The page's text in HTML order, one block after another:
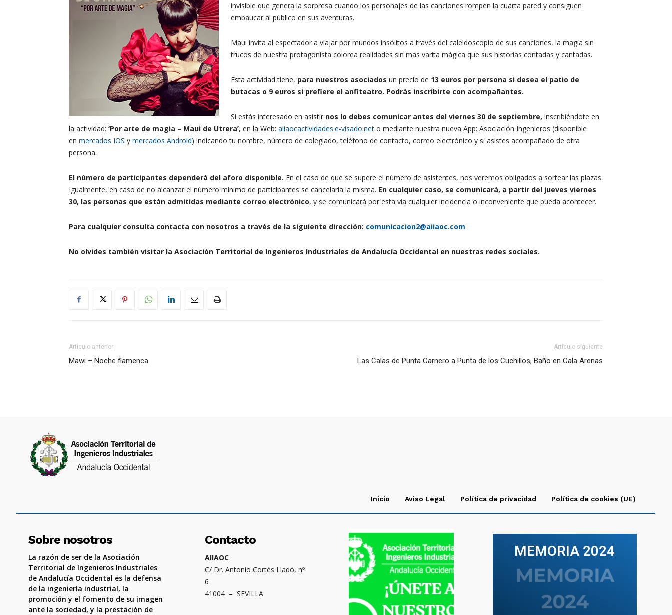
invisible que genera la sorpresa cuando los personajes de las canciones rompen la cuarta pared y consiguen
embaucar al público en sus aventuras.
Maui invita al espectador a viajar por mundos insólitos a través del caleidoscopio de sus canciones, la magia sin
trucos de nuestra protagonista colorea realidades sin mas varita mágica que sus historias contadas y cantadas.
Esta actividad tiene, para nuestros asociados un precio de 13 euros por persona si desea el patio de
butacas o 9 euros si prefiere el anfiteatro. Podrás inscribirte con acompañantes.
Si estás interesado en asistir nos lo debes comunicar antes del viernes 30 de septiembre, inscribiéndote en
la actividad: ‘Por arte de magia – Maui de Utrera’, en la Web: aiiaocactividades.e-visado.net o mediante nuestra nueva App: Asociación Ingenieros (disponible
en mercados IOS y mercados Android) indicando tu nombre, número de colegiado, teléfono de contacto, correo electrónico y si asistes acompañado de otra
persona.
El número de participantes dependerá del aforo disponible. En el caso de que se supere el número de asistentes, nos veremos obligados a sortear las plazas.
Igualmente, en caso de no alcanzar el número mínimo de participantes se cancelaría la misma. En cualquier caso, se comunicará, a partir del jueves viernes
30, las personas que están admitidas mediante correo electrónico, y se comunicará por esta vía cualquier incidencia o inconveniente que pueda acontecer.
Para cualquier consulta contacta con nosotros a través de la siguiente dirección: comunicacion2@aiiaoc.com
No olvides también visitar la Asociación Territorial de Ingenieros Industriales de Andalucía Occidental en nuestras redes sociales.
Artículo anterior
Mawi – Noche flamenca
Artículo siguiente
Las Calas de Punta Carnero a Punta de los Cuchillos, Baño en Cala Arenas
Inicio Aviso Legal Política de privacidad Política de cookies (UE)
Sobre nosotros
La razón de ser de la Asociación
Territorial de Ingenieros Industriales
de Andalucía Occidental es la defensa
de la ingeniería industrial, la
promoción y el fomento de su imagen
ante la sociedad, y la prestación de
Contacto
AIIAOC
C/ Dr. Antonio Cortés Lladó, nº
6
41004 – SEVILLA
MEMORIA 2024